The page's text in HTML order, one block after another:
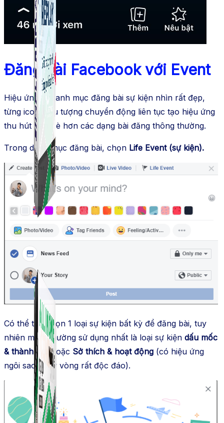
Combo phần mềm mềm Marketing dành cho điện
thoại.
Simple Replay
App ghi hình tự động quy trình đóng gói hàng hoá
Shopee, Lazada, Tiktokshop
Đăng bài Facebook với Event
Hiệu ứng từ danh mục đăng bài sự kiện nhìn rất đẹp,
từng icon biểu tượng chuyển động liên tục tạo hiệu ứng
thu hút bạn bè hơn các dạng bài đăng thông thường.
Trong danh mục đăng bài, chọn Life Event (sự kiện).
Có thể tuỳ chọn 1 loại sự kiện bất kỳ để đăng bài, tuy
nhiên mình thường sử dụng nhất là loại sự kiện dấu mốc
& thành tựuhoặc Sở thích & hoạt động (có hiệu ứng
ngôi sao xoay vòng rất độc đáo).